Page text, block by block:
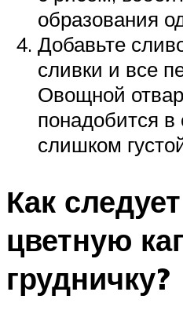
образования
Добавьте
сливки и все
Овощной
понадобится в
слишком
Как
цветную
грудничку?